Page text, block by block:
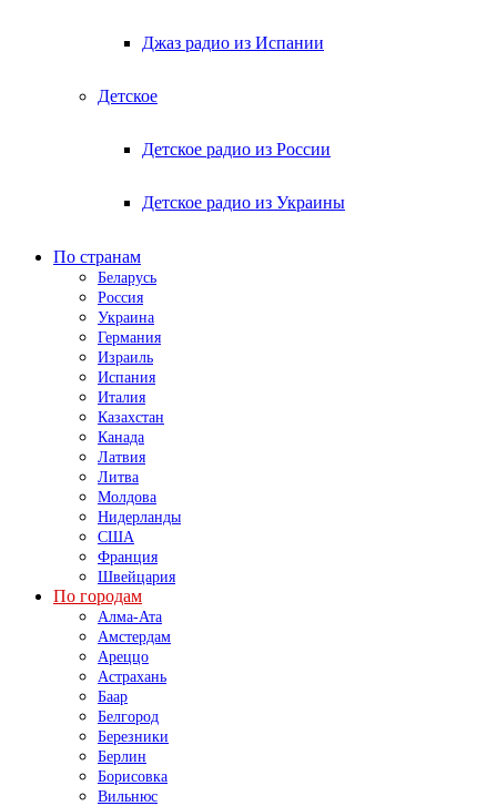
Джаз радио из Испании
Детское
Детское радио из России
Детское радио из Украины
По странам
Беларусь
Россия
Украина
Германия
Израиль
Испания
Италия
Казахстан
Канада
Латвия
Литва
Молдова
Нидерланды
США
Франция
Швейцария
По городам
Алма-Ата
Амстердам
Ареццо
Астрахань
Баар
Белгород
Березники
Берлин
Борисовка
Вильнюс